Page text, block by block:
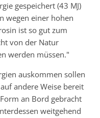
gespeichert (43 MJ)
wegen einer hohen
ist so gut zum
von der Natur
werden müssen."
auskommen sollen
andere Weise bereit
an Bord gebracht
weitgehend